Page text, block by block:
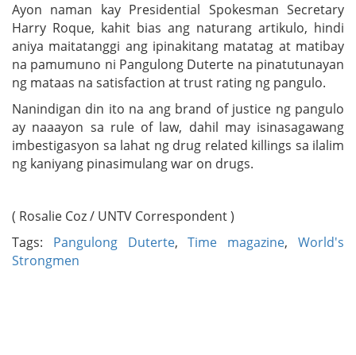
Ayon naman kay Presidential Spokesman Secretary
Harry Roque, kahit bias ang naturang artikulo, hindi
aniya maitatanggi ang ipinakitang matatag at matibay
na pamumuno ni Pangulong Duterte na pinatutunayan
ng mataas na satisfaction at trust rating ng pangulo.
Nanindigan din ito na ang brand of justice ng pangulo
ay naaayon sa rule of law, dahil may isinasagawang
imbestigasyon sa lahat ng drug related killings sa ilalim
ng kaniyang pinasimulang war on drugs.
( Rosalie Coz / UNTV Correspondent )
Tags: Pangulong Duterte,Time magazine,World's
Strongmen